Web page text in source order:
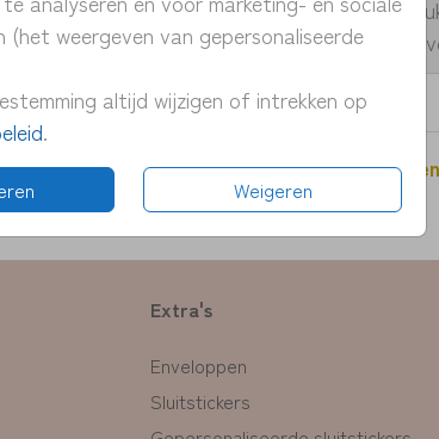
(het weergeven van gepersonaliseerde
altijd wijzigen of intrekken op
.
Weigeren
>
> pas
Formaten
Extra's
Enveloppen
Sluitstickers